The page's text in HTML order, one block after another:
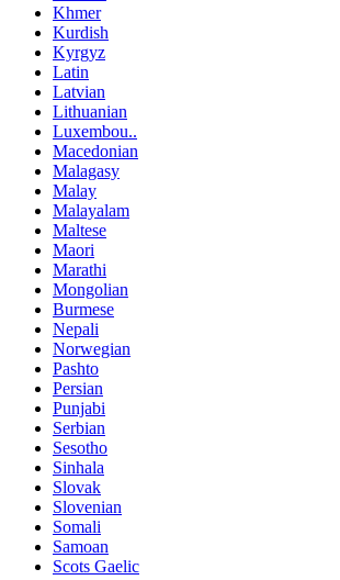
Khmer
Kurdish
Kyrgyz
Latin
Latvian
Lithuanian
Luxembou..
Macedonian
Malagasy
Malay
Malayalam
Maltese
Maori
Marathi
Mongolian
Burmese
Nepali
Norwegian
Pashto
Persian
Punjabi
Serbian
Sesotho
Sinhala
Slovak
Slovenian
Somali
Samoan
Scots Gaelic